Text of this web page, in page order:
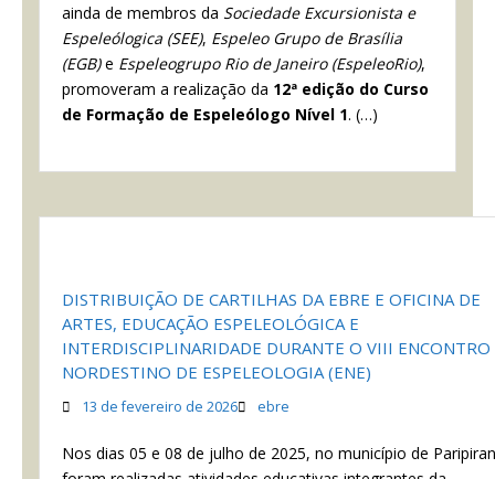
ainda de membros da Sociedade Excursionista e
Espeleólogica (SEE), Espeleo Grupo de Brasília
(EGB)e Espeleogrupo Rio de Janeiro (EspeleoRio),
promoveram a realização da 12ª edição do Curso
de Formação de Espeleólogo Nível 1. (…)
DISTRIBUIÇÃO DE CARTILHAS DA EBRE E OFICINA DE
ARTES, EDUCAÇÃO ESPELEOLÓGICA E
INTERDISCIPLINARIDADE DURANTE O VIII ENCONTRO
NORDESTINO DE ESPELEOLOGIA (ENE)
13 de fevereiro de 2026 ebre
Nos dias 05 e 08 de julho de 2025, no município de